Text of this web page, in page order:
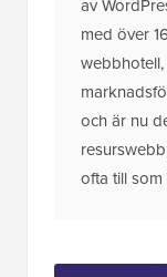
av
med över
och är nu
ofta till